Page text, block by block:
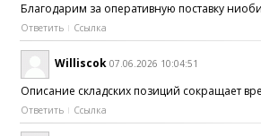
Благодарим за оперативную поставку
Ответить Ссылка
Williscok 07.06.2026 10:04:51
Описание складских позиций сокращает
Ответить Ссылка